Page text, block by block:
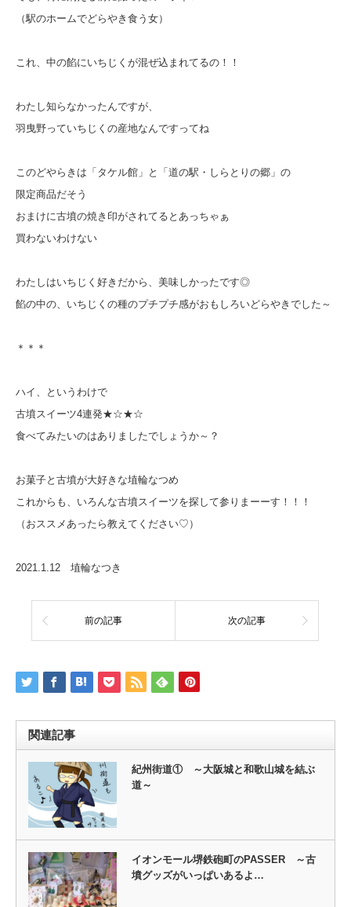
（駅のホームでどらやき食う女）
これ、中の餡にいちじくが混ぜ込まれてるの！！
わたし知らなかったんですが、
羽曳野っていちじくの産地なんですってね
このどやらきは「タケル館」と「道の駅・しらとりの郷」の
限定商品だそう
おまけに古墳の焼き印がされてるとあっちゃぁ
買わないわけない
わたしはいちじく好きだから、美味しかったです◎
餡の中の、いちじくの種のプチプチ感がおもしろいどらやきでした～
＊＊＊
ハイ、というわけで
古墳スイーツ4連発★☆★☆
食べてみたいのはありましたでしょうか～？
お菓子と古墳が大好きな埴輪なつめ
これからも、いろんな古墳スイーツを探して参りまーーす！！！
（おススメあったら教えてください♡）
2021.1.12 埴輪なつき
前の記事 次の記事
関連記事
紀州街道① ～大阪城と和歌山城を結ぶ
道～
イオンモール堺鉄砲町のPASSER ～古
墳グッズがいっぱいあるよ…